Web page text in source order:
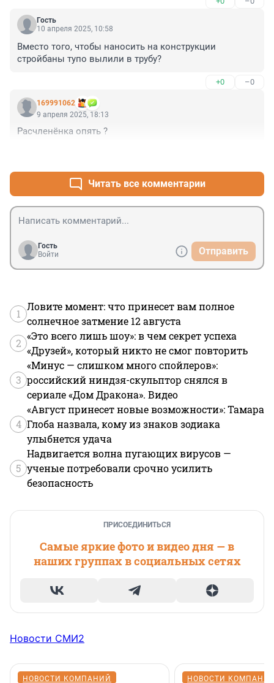
Гость
10 апреля 2025, 10:58
Вместо того, чтобы наносить на конструкции
стройбаны тупо вылили в трубу?
+0 –0
169991062
9 апреля 2025, 18:13
Расчленёнка опять ?
Читать все комментарии
Гость
Войти
Отправить
1
Ловите момент: что принесет вам полное
солнечное затмение 12 августа
2
«Это всего лишь шоу»: в чем секрет успеха
«Друзей», который никто не смог повторить
3
«Минус — слишком много спойлеров»:
российский ниндзя-скульптор снялся в
сериале «Дом Дракона». Видео
4
«Август принесет новые возможности»: Тамара
Глоба назвала, кому из знаков зодиака
улыбнется удача
5
Надвигается волна пугающих вирусов —
ученые потребовали срочно усилить
безопасность
ПРИСОЕДИНИТЬСЯ
Самые яркие фото и видео дня — в
наших группах в социальных сетях
Новости СМИ2
НОВОСТИ КОМПАНИЙ НОВОСТИ